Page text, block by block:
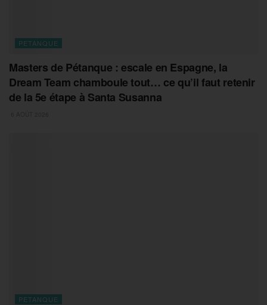
PETANQUE
Masters de Pétanque : escale en Espagne, la
Dream Team chamboule tout… ce qu’il faut retenir
de la 5e étape à Santa Susanna
PETANQUE